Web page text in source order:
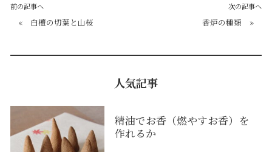
前の記事へ
« 白檀の切葉と山桜
次の記事へ
香炉の種類 »
人気記事
精油でお香（燃やすお香）を
作れるか